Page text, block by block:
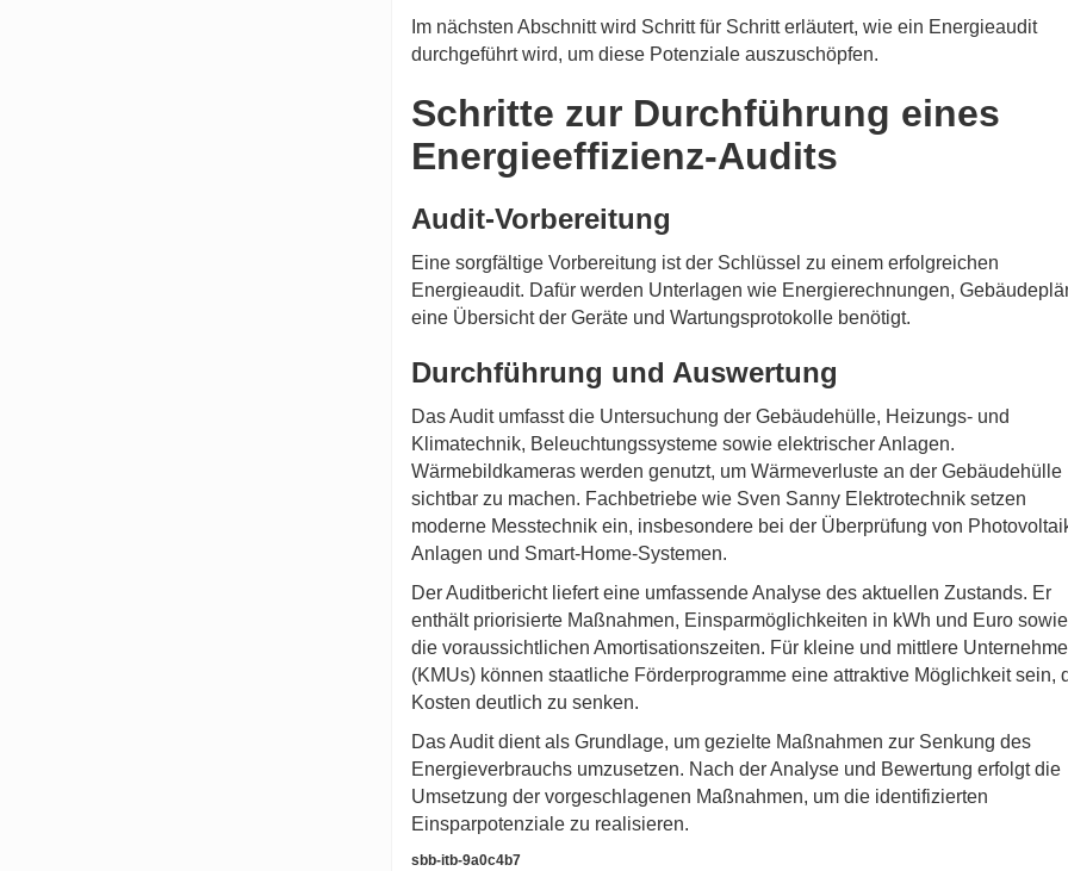
Im nächsten Abschnitt wird Schritt für Schritt erläutert, wie ein Energieaudit
durchgeführt wird, um diese Potenziale auszuschöpfen.
Schritte zur Durchführung eines
Energieeffizienz-Audits
Audit-Vorbereitung
Eine sorgfältige Vorbereitung ist der Schlüssel zu einem erfolgreichen
Energieaudit. Dafür werden Unterlagen wie Energierechnungen,
eine Übersicht der Geräte und Wartungsprotokolle benötigt.
Durchführung und Auswertung
Das Audit umfasst die Untersuchung der Gebäudehülle, Heizungs- und
Klimatechnik, Beleuchtungssysteme sowie elektrischer Anlagen.
Wärmebildkameras werden genutzt, um Wärmeverluste an der Gebäudehülle
sichtbar zu machen. Fachbetriebe wie Sven Sanny Elektrotechniksetzen
moderne Messtechnik ein, insbesondere bei der Überprüfung von
Anlagen und Smart-Home-Systemen.
Der Auditbericht liefert eine umfassende Analyse des aktuellen Zustands. Er
enthält priorisierte Maßnahmen, Einsparmöglichkeiten in kWh und Euro sowie
die voraussichtlichen Amortisationszeiten. Für kleine und mittlere
(KMUs) können staatliche Förderprogramme eine attraktive Möglichkeit sein,
Kosten deutlich zu senken.
Das Audit dient als Grundlage, um gezielte Maßnahmen zur Senkung des
Energieverbrauchs umzusetzen. Nach der Analyse und Bewertung erfolgt die
Umsetzung der vorgeschlagenen Maßnahmen, um die identifizierten
Einsparpotenziale zu realisieren.
sbb-itb-9a0c4b7